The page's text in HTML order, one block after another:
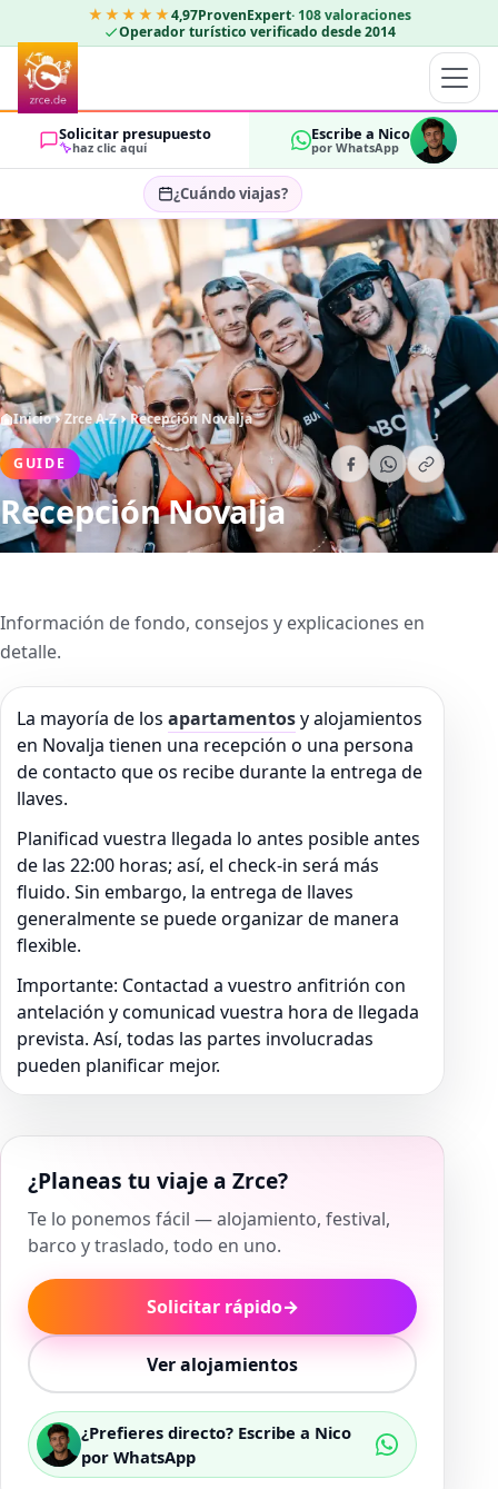
★★★★★4,97ProvenExpert· 108 valoraciones
Operador turístico verificado desde 2014
Solicitar presupuesto
haz clic aquí
Escribe a Nico
por WhatsApp
¿Cuándo viajas?
Seleccionar fechas…
HUÉSPEDES
2 OK
Inicio Zrce A-Z Recepción Novalja
GUIDE
Recepción Novalja
Información de fondo, consejos y explicaciones en
detalle.
La mayoría de los apartamentosy alojamientos
en Novalja tienen una recepción o una persona
de contacto que os recibe durante la entrega de
llaves.
Planificad vuestra llegada lo antes posible antes
de las 22:00 horas; así, el check-in será más
fluido. Sin embargo, la entrega de llaves
generalmente se puede organizar de manera
flexible.
Importante: Contactad a vuestro anfitrión con
antelación y comunicad vuestra hora de llegada
prevista. Así, todas las partes involucradas
pueden planificar mejor.
¿Planeas tu viaje a Zrce?
Te lo ponemos fácil — alojamiento, festival,
barco y traslado, todo en uno.
Solicitar rápido→
Ver alojamientos
¿Prefieres directo? Escribe a Nico
por WhatsApp